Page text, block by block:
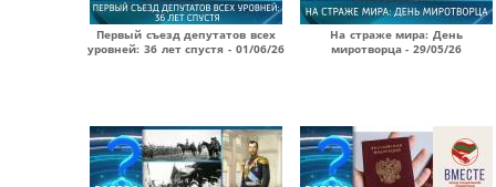
Первый съезд депутатов всех
уровней: 36 лет спустя - 01/06/26
На страже мира: День
миротворца - 29/05/26